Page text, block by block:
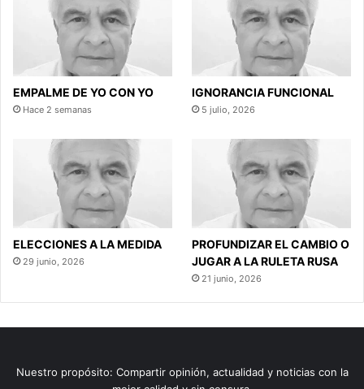
EMPALME DE YO CON YO
Hace 2 semanas
IGNORANCIA FUNCIONAL
5 julio, 2026
ELECCIONES A LA MEDIDA
29 junio, 2026
PROFUNDIZAR EL CAMBIO O
JUGAR A LA RULETA RUSA
21 junio, 2026
Nuestro propósito: Compartir opinión, actualidad y noticias con la